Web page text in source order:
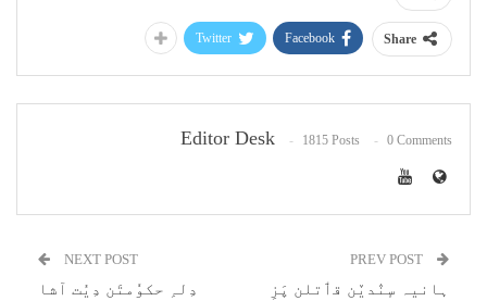
Share
Facebook
Twitter
Editor Desk 1815 Posts 0 Comments
ہانیہ سٕنٛدیٚن قٲتلن پَزِ
NEXT POST
دِلہِ حکوٗمتَن دِیُت آشا